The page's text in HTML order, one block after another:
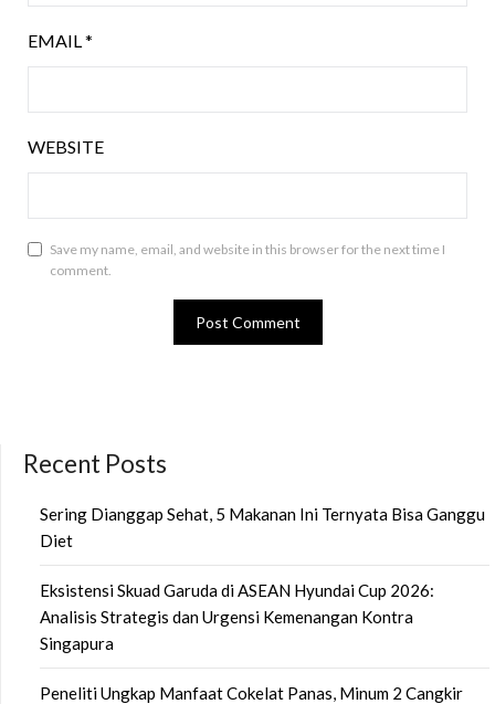
EMAIL *
WEBSITE
Save my name, email, and website in this browser for the next time I
comment.
Recent Posts
Sering Dianggap Sehat, 5 Makanan Ini Ternyata Bisa Ganggu
Diet
Eksistensi Skuad Garuda di ASEAN Hyundai Cup 2026:
Analisis Strategis dan Urgensi Kemenangan Kontra
Singapura
Peneliti Ungkap Manfaat Cokelat Panas, Minum 2 Cangkir